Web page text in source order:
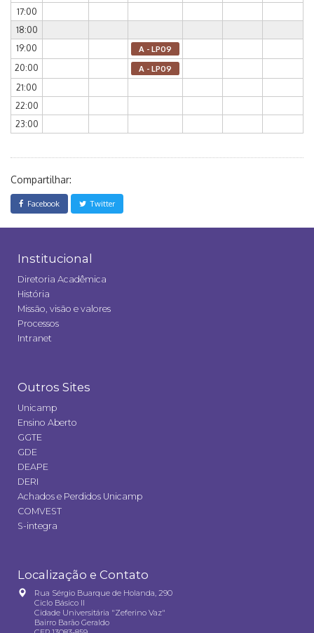
17:00
18:00
19:00
A - LP09
20:00 A - LP09
21:00
22:00
23:00
Compartilhar:
Facebook Twitter
Institucional
Diretoria Acadêmica
História
Missão, visão e valores
Processos
Intranet
Outros Sites
Unicamp
Ensino Aberto
GGTE
GDE
DEAPE
DERI
Achados e Perdidos Unicamp
COMVEST
S-integra
Localização e Contato
Rua Sérgio Buarque de Holanda, 290
Ciclo Básico II
Cidade Universitária "Zeferino Vaz"
Bairro Barão Geraldo